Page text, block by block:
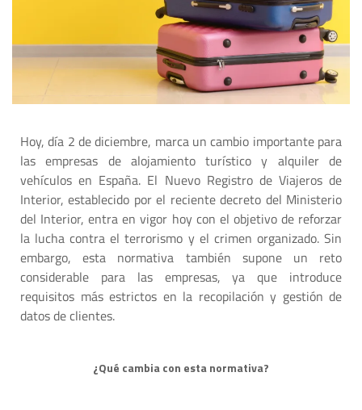
Hoy, día 2 de diciembre, marca un cambio importante para
las empresas de alojamiento turístico y alquiler de
vehículos en España. El Nuevo Registro de Viajeros de
Interior, establecido por el reciente decreto del Ministerio
del Interior, entra en vigor hoy con el objetivo de reforzar
la lucha contra el terrorismo y el crimen organizado. Sin
embargo, esta normativa también supone un reto
considerable para las empresas, ya que introduce
requisitos más estrictos en la recopilación y gestión de
datos de clientes.
¿Qué cambia con esta normativa?